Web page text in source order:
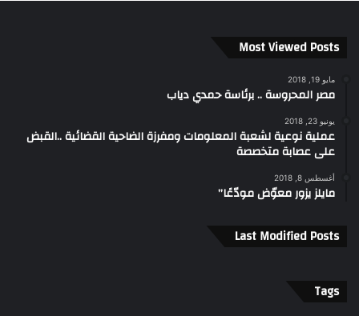
Most Viewed Posts
مايو 19, 2018
مصر المحروسة .. برئاسة حمدي دياب
يونيو 23, 2018
عملية نوعية لشعبة المعلومات ومفرزة الضاحية القضائية ..القبض
على عصابة متخصصة
أغسطس 8, 2018
مايلز يزور معوّض مودّعًا”
Last Modified Posts
Tags